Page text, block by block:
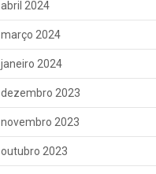
abril 2024
março 2024
janeiro 2024
dezembro 2023
novembro 2023
outubro 2023